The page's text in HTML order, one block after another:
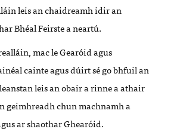
inleis an chaidreamh idir an
Bhéal Feirste a neartú.
in, mac leGearóid agus
éal cainte agus dúirt sé go bhfuil an
leis an obair a rinne a athair
geimhreadh chun machnamh a
ar shaothar Ghearóid.